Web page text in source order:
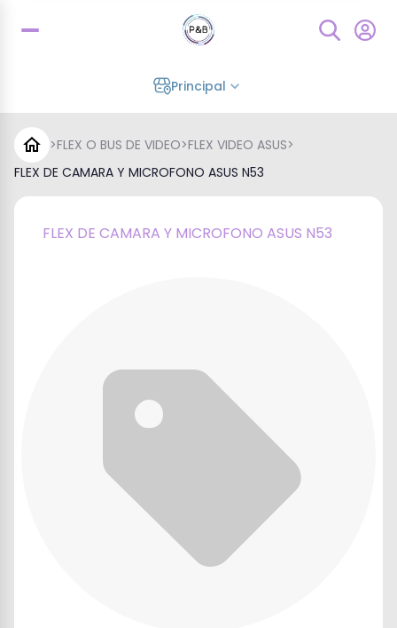
Principal
>FLEX O BUS DE VIDEO>FLEX VIDEO ASUS>
FLEX DE CAMARA Y MICROFONO ASUS N53
FLEX DE CAMARA Y MICROFONO ASUS N53